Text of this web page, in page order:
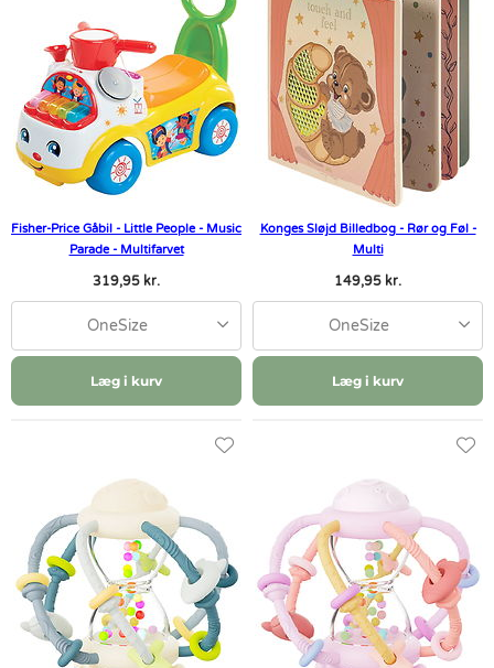
Fisher-Price Gåbil - Little People - Music
Parade - Multifarvet
319,95 kr.
OneSize
Læg i kurv
Konges Sløjd Billedbog - Rør og Føl -
Multi
149,95 kr.
OneSize
Læg i kurv